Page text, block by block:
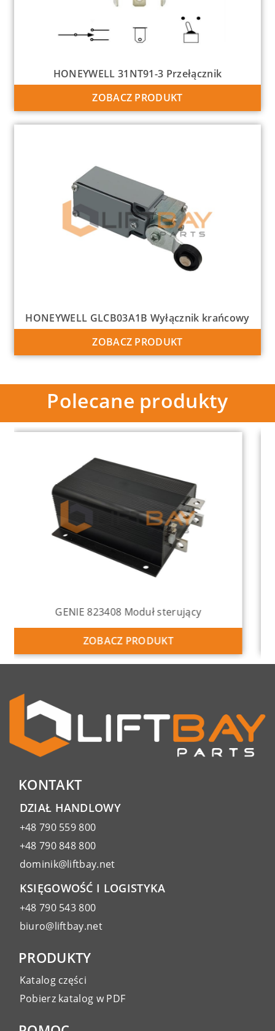
HONEYWELL 31NT91-3 Przełącznik
ZOBACZ PRODUKT
HONEYWELL GLCB03A1B Wyłącznik krańcowy
ZOBACZ PRODUKT
Polecane produkty
GENIE 137634 Joystick
ZOBACZ PRODUKT
KONTAKT
DZIAŁ HANDLOWY
+48 790 559 800
+48 790 848 800
dominik@liftbay.net
KSIĘGOWOŚĆ I LOGISTYKA
+48 790 543 800
biuro@liftbay.net
PRODUKTY
Katalog części
Pobierz katalog w PDF